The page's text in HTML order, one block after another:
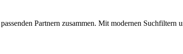
Partnern zusammen. Mit modernen Suchfiltern